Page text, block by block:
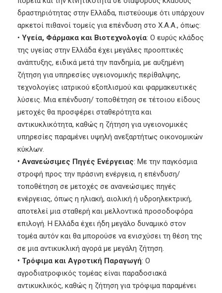
δραστηριότητας στην Ελλάδα, πιστεύουμε ότι υπάρχουν
αρκετοί πιθανοί τομείς για επένδυση στο Χ.Α.Α., όπως:
• Υγεία, Φάρμακα και Βιοτεχνολογία: Ο ευρύς κλάδος
της υγείας στην Ελλάδα έχει μεγάλες προοπτικές
ανάπτυξης, ειδικά μετά την πανδημία, με αυξημένη
ζήτηση για υπηρεσίες υγειονομικής περίθαλψης,
τεχνολογίες ιατρικού εξοπλισμού και φαρμακευτικές
λύσεις. Μια επένδυση/ τοποθέτηση σε τέτοιου είδους
μετοχές θα προσφέρει σταθερότητα και
αντικυκλικότητα, καθώς η ζήτηση για υγειονομικές
υπηρεσίες παραμένει υψηλή ανεξαρτήτως οικονομικών
κύκλων.
• Ανανεώσιμες Πηγές Ενέργειας: Με την παγκόσμια
στροφή προς την πράσινη ενέργεια, η επένδυση/
τοποθέτηση σε μετοχές σε ανανεώσιμες πηγές
ενέργειας, όπως η ηλιακή, αιολική ή υδροηλεκτρική,
αποτελεί μια σταθερή και μελλοντικά προσοδοφόρα
επιλογή. Η Ελλάδα έχει ήδη μεγάλο δυναμικό στον
τομέα αυτόν και θα μπορούσε να ενισχύσει τη θέση της
σε μια αντικυκλική αγορά με μεγάλη ζήτηση.
• Τρόφιμα και Αγροτική Παραγωγή: Ο
αγροδιατροφικός τομέας είναι παραδοσιακά
αντικυκλικός, καθώς η ζήτηση για τρόφιμα παραμένει